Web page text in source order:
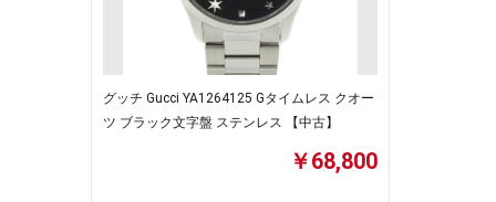
グッチ Gucci YA1264125 Gタイムレス クオー
ツ ブラック文字盤 ステンレス 【中古】
￥68,800